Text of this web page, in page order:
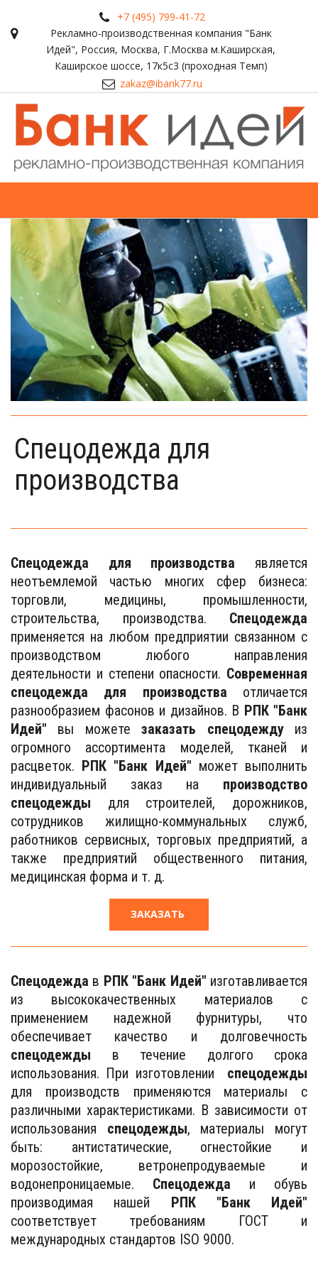
+7 (495) 799-41-72
Рекламно-производственная компания "Банк
Идей", Россия, Москва, Г.Москва м.Каширская,
Каширское шоссе, 17к5с3 (проходная Темп)
zakaz@ibank77.ru
Спецодежда для
производства
Спецодежда для производства является
неотъемлемой частью многих сфер бизнеса:
торговли, медицины, промышленности,
строительства, производства. Спецодежда
применяется на любом предприятии связанном с
производством любого направления
деятельности и степени опасности. Современная
спецодежда для производства отличается
разнообразием фасонов и дизайнов. В РПК "Банк
Идей" вы можетезаказать спецодеждуиз
огромного ассортимента моделей, тканей и
расцветок. РПК "Банк Идей" может выполнить
индивидуальный заказ на производство
спецодежды для строителей, дорожников,
сотрудников жилищно-коммунальных служб,
работников сервисных, торговых предприятий, а
также предприятий общественного питания,
медицинская форма и т. д.
ЗАКАЗАТЬ
Cпецодежда в РПК "Банк Идей" изготавливается
из высококачественных материалов с
применением надежной фурнитуры, что
обеспечивает качество и долговечность
спецодежды в течение долгого срока
использования. При изготовлении спецодежды
для производств применяются материалы с
различными характеристиками. В зависимости от
использования спецодежды, материалы могут
быть: антистатические, огнестойкие и
морозостойкие, ветронепродуваемые и
водонепроницаемые. Спецодежда и обувь
производимая нашей
РПК "Банк Идей"
соответствует требованиям ГОСТ и
международных стандартов ISO 9000.